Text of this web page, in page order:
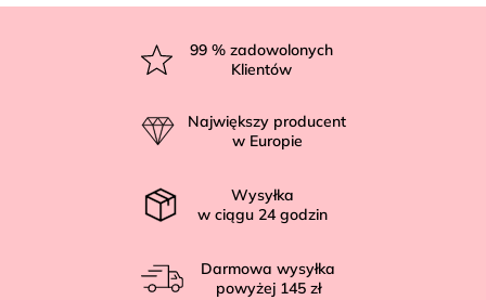
99 % zadowolonych
Klientów
Największy producent
w Europie
Wysyłka
w ciągu 24 godzin
Darmowa wysyłka
powyżej 145 zł